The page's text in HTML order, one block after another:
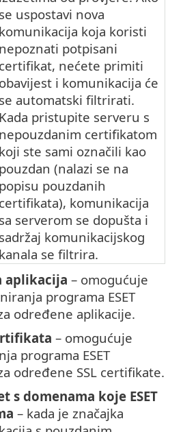
se uspostavi nova
komunikacija koja koristi
nepoznati potpisani
certifikat, nećete primiti
obavijest i komunikacija će
se automatski filtrirati.
Kada pristupite serveru s
nepouzdanim certifikatom
koji ste sami označili kao
pouzdan (nalazi se na
popisu pouzdanih
certifikata), komunikacija
sa serverom se dopušta i
sadržaj komunikacijskog
kanala se filtrira.
aplikacija – omogućuje
programa ESET
određene aplikacije.
– omogućuje
programa ESET
određene SSL certifikate.
s domenama koje ESET
– kada je značajka